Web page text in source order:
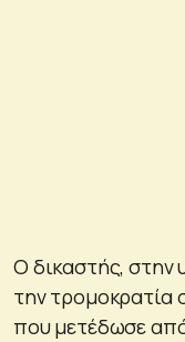
Ο δικαστής, στην
την τρομοκρατία
που μετέδωσε